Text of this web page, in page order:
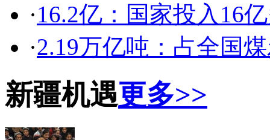
·16.2亿：国家投入16
·2.19万亿吨：占全国
新疆机遇更多>>